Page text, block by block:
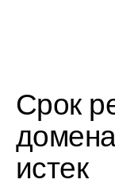
Срок
истек